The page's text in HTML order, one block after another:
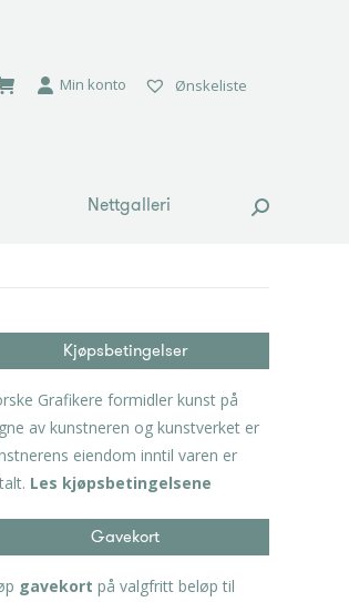
Min konto Ønskeliste
Nettgalleri Search:
Kjøpsbetingelser
Grafikere formidler kunst på
av kunstneren og kunstverket er
eiendom inntil varen er
Les kjøpsbetingelsene
Gavekort
gavekort på valgfritt beløp til